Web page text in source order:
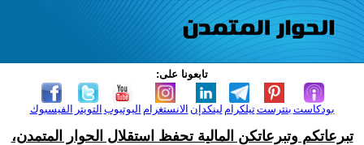
تابعونا على:
الفيسبوك التويتر اليوتيوب الانستغرام لينكدإن تيلكرامبنترست بودكاست
تبرعاتكم وتبرعاتكن المالية تحفظ استقلال الحوار المتمدن،